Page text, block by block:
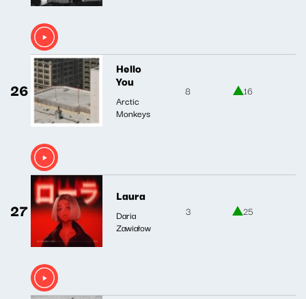
26
Hello
You
Arctic
Monkeys
8 16
27
Laura
Daria
Zawiałow
3 25